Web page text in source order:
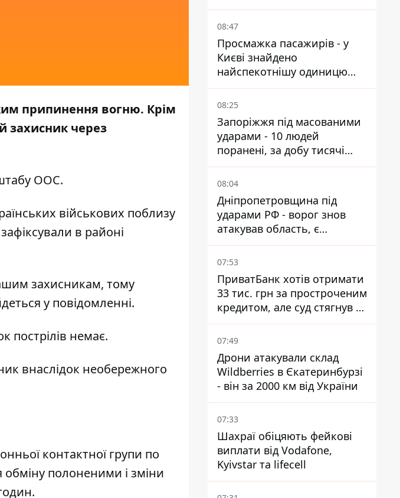
припинення вогню. Крім
захисник через
ООС.
військових поблизу
в районі
захисникам, тому
у повідомленні.
пострілів немає.
внаслідок необережного
контактної групи по
полоненими і зміни
від атак
08:47
Просмажка пасажирів - у
Києві знайдено
найспекотнішу одиницю
громадського транспорту
08:25
Запоріжжя під масованими
ударами - 10 людей
поранені, за добу тисячі
атак
08:04
Дніпропетровщина під
ударами РФ - ворог знов
атакував область, є
руйнування та пожежі
07:53
ПриватБанк хотів отримати
33 тис. грн за простроченим
кредитом, але суд стягнув з
боржниці лише 22 тис. грн
07:49
Дрони атакували склад
Wildberries в Єкатеринбурзі
- він за 2000 км від України
07:33
Шахраї обіцяють фейкові
виплати від Vodafone,
Kyivstar та lifecell